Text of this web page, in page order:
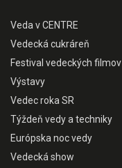
Veda v CENTRE
Vedecká cukráreň
Festival vedeckých filmov
Výstavy
Vedec roka SR
Týždeň vedy a techniky
Európska noc vedy
Vedecká show